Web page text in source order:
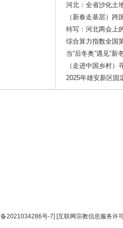
河北：全省沙化土
（新春走基层）
春消费热潮
特写：河北两会上
综合算力指数全国
当“后冬奥”遇见“
（走进中国乡村）
2025年雄安新区固
2021034286号-7] [互联网宗教信息服务许